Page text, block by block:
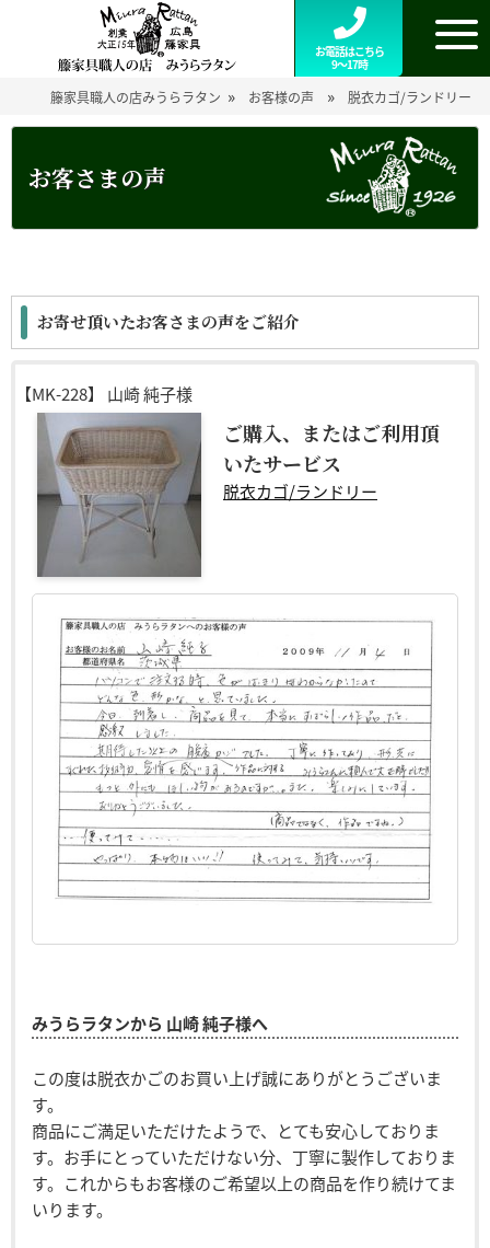
お電話はこちら
9～17時
籐家具職人の店みうらラタン » お客様の声 » 脱衣カゴ/ランドリー
お客さまの声
お寄せ頂いたお客さまの声をご紹介
【MK-228】 山崎 純子様
ご購入、またはご利用頂
いたサービス
脱衣カゴ/ランドリー
みうらラタンから 山崎 純子様へ
この度は脱衣かごのお買い上げ誠にありがとうございま
す。
商品にご満足いただけたようで、とても安心しておりま
す。お手にとっていただけない分、丁寧に製作しておりま
す。これからもお客様のご希望以上の商品を作り続けてま
いります。